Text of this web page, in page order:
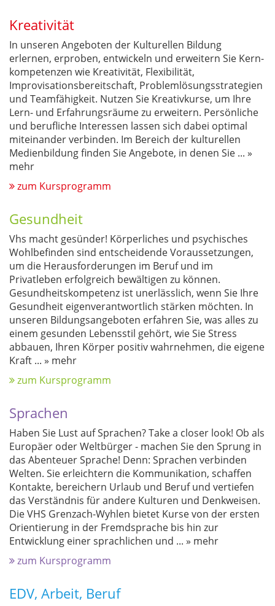
Kreativität
In unseren Angeboten der Kulturellen Bildung
erlernen, erproben, entwickeln und erweitern Sie Kern-
kompetenzen wie Kreativität, Flexibilität,
Improvisationsbereitschaft, Problemlösungsstrategien
und Teamfähigkeit. Nutzen Sie Kreativkurse, um Ihre
Lern- und Erfahrungsräume zu erweitern. Persönliche
und berufliche Interessen lassen sich dabei optimal
miteinander verbinden. Im Bereich der kulturellen
Medienbildung finden Sie Angebote, in denen Sie ... »
mehr
zum Kursprogramm
Gesundheit
Vhs macht gesünder! Körperliches und psychisches
Wohlbefinden sind entscheidende Voraussetzungen,
um die Herausforderungen im Beruf und im
Privatleben erfolgreich bewältigen zu können.
Gesundheitskompetenz ist unerlässlich, wenn Sie Ihre
Gesundheit eigenverantwortlich stärken möchten. In
unseren Bildungsangeboten erfahren Sie, was alles zu
einem gesunden Lebensstil gehört, wie Sie Stress
abbauen, Ihren Körper positiv wahrnehmen, die eigene
Kraft ... » mehr
zum Kursprogramm
Sprachen
Haben Sie Lust auf Sprachen? Take a closer look! Ob als
Europäer oder Weltbürger - machen Sie den Sprung in
das Abenteuer Sprache! Denn: Sprachen verbinden
Welten. Sie erleichtern die Kommunikation, schaffen
Kontakte, bereichern Urlaub und Beruf und vertiefen
das Verständnis für andere Kulturen und Denkweisen.
Die VHS Grenzach-Wyhlen bietet Kurse von der ersten
Orientierung in der Fremdsprache bis hin zur
Entwicklung einer sprachlichen und ... » mehr
zum Kursprogramm
EDV, Arbeit, Beruf